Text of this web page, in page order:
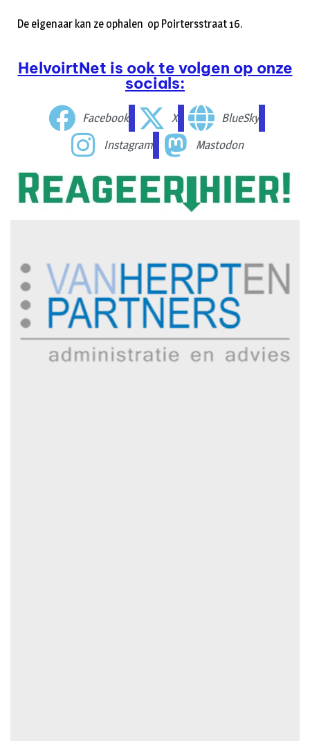
De eigenaar kan ze ophalen op Poirtersstraat 16.
HelvoirtNet is ook te volgen op onze
socials:
Facebook X
BlueSky
Instagram
Mastodon